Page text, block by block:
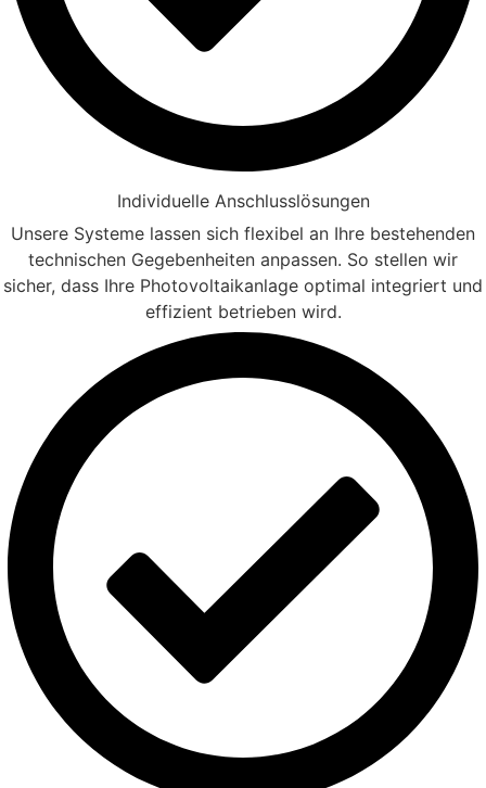
Individuelle Anschlusslösungen
Unsere Systeme lassen sich flexibel an Ihre bestehenden
technischen Gegebenheiten anpassen. So stellen wir
sicher, dass Ihre Photovoltaikanlage optimal integriert und
effizient betrieben wird.